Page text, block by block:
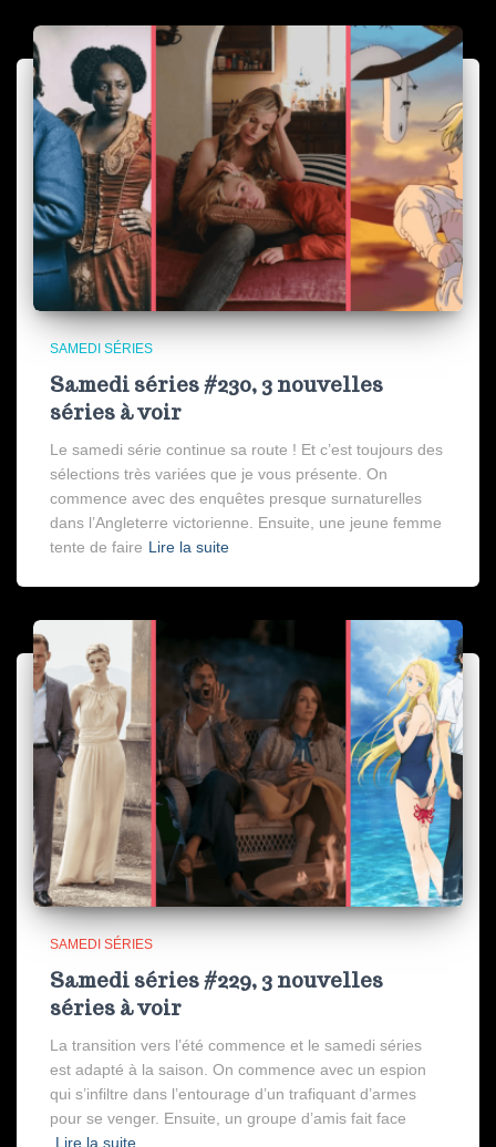
SAMEDI SÉRIES
Samedi séries #230, 3 nouvelles
séries à voir
Le samedi série continue sa route ! Et c’est toujours des
sélections très variées que je vous présente. On
commence avec des enquêtes presque surnaturelles
dans l’Angleterre victorienne. Ensuite, une jeune femme
tente de faire Lire la suite
SAMEDI SÉRIES
Samedi séries #229, 3 nouvelles
séries à voir
La transition vers l’été commence et le samedi séries
est adapté à la saison. On commence avec un espion
qui s’infiltre dans l’entourage d’un trafiquant d’armes
pour se venger. Ensuite, un groupe d’amis fait face
Lire la suite